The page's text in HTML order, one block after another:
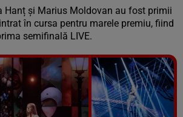
Hanț și Marius Moldovan au fost primii
în cursa pentru marele premiu, fiind
semifinală LIVE.